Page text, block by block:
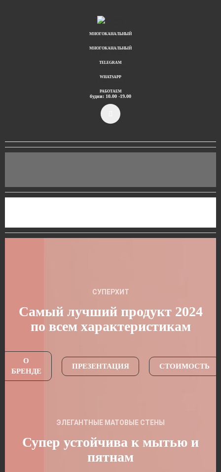
МНОГОКАНАЛЬНЫЙ
МНОГОКАНАЛЬНЫЙ
TELEGRAM
WHATSAPP
РАБОТАЕМ
будни: 10.00 -19.00
СУПЕРХИТ
Самый лучший продукт 2024
по всем характеристикам
О
БРЕНДЕ
ПРЕЗЕНТАЦИЯ СТОИМОСТЬ
ЭЛЕГАНТНЫЕ МАТОВЫЕ СТЕНЫ
Супер устойчива к мытью и
пятнам